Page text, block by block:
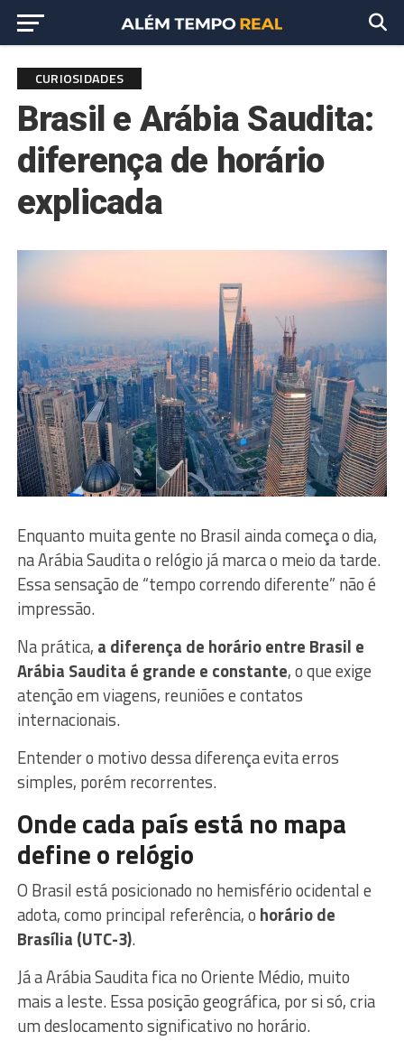
CURIOSIDADES
Brasil e Arábia Saudita:
diferença de horário
explicada
Enquanto muita gente no Brasil ainda começa o dia,
na Arábia Saudita o relógio já marca o meio da tarde.
Essa sensação de “tempo correndo diferente” não é
impressão.
Na prática, a diferença de horário entre Brasil e
Arábia Saudita é grande e constante, o que exige
atenção em viagens, reuniões e contatos
internacionais.
Entender o motivo dessa diferença evita erros
simples, porém recorrentes.
Onde cada país está no mapa
define o relógio
O Brasil está posicionado no hemisfério ocidental e
adota, como principal referência, o horário de
Brasília (UTC-3).
Já a Arábia Saudita fica no Oriente Médio, muito
mais a leste. Essa posição geográfica, por si só, cria
um deslocamento significativo no horário.